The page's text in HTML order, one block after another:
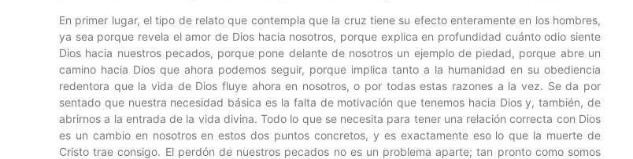
En primer lugar, el tipo de relato que contempla que la cruz tiene su efecto enteramente en los hombres,
ya sea porque revela el amor de Dios hacia nosotros, porque explica en profundidad cuánto odio siente
Dios hacia nuestros pecados, porque pone delante de nosotros un ejemplo de piedad, porque abre un
camino hacia Dios que ahora podemos seguir, porque implica tanto a la humanidad en su obediencia
redentora que la vida de Dios fluye ahora en nosotros, o por todas estas razones a la vez. Se da por
sentado que nuestra necesidad básica es la falta de motivación que tenemos hacia Dios y, también, de
abrirnos a la entrada de la vida divina. Todo lo que se necesita para tener una relación correcta con Dios
es un cambio en nosotros en estos dos puntos concretos, y es exactamente eso lo que la muerte de
Cristo trae consigo. El perdón de nuestros pecados no es un problema aparte; tan pronto como somos